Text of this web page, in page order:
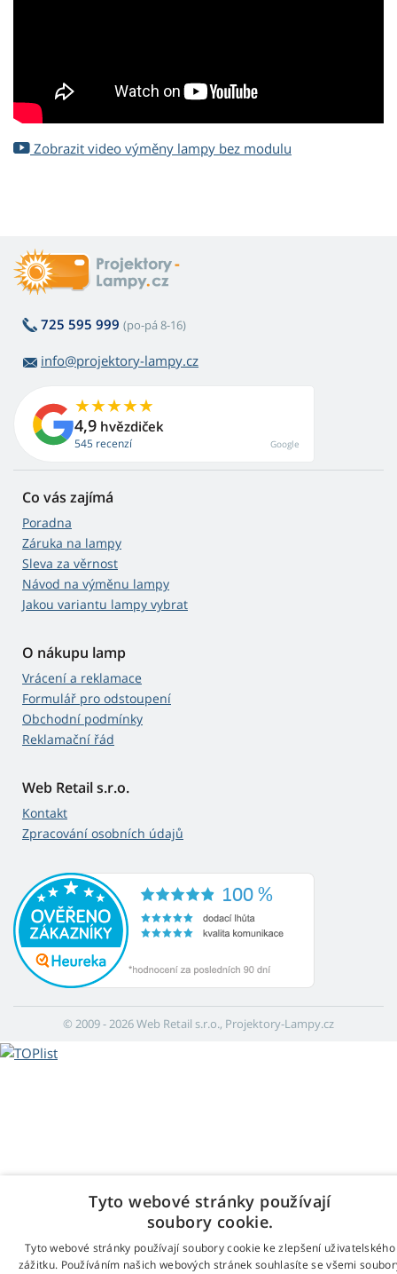
Zobrazit video výměny lampy bez modulu
725 595 999 (po-pá 8-16)
info@projektory-lampy.cz
4,9 hvězdiček
545 recenzí Google
Co vás zajímá
Poradna
Záruka na lampy
Sleva za věrnost
Návod na výměnu lampy
Jakou variantu lampy vybrat
O nákupu lamp
Vrácení a reklamace
Formulář pro odstoupení
Obchodní podmínky
Reklamační řád
Web Retail s.r.o.
Kontakt
Zpracování osobních údajů
© 2009 - 2026 Web Retail s.r.o., Projektory-Lampy.cz
Tyto webové stránky používají
soubory cookie.
Tyto webové stránky používají soubory cookie ke zlepšení uživatelského
zážitku. Používáním našich webových stránek souhlasíte se všemi